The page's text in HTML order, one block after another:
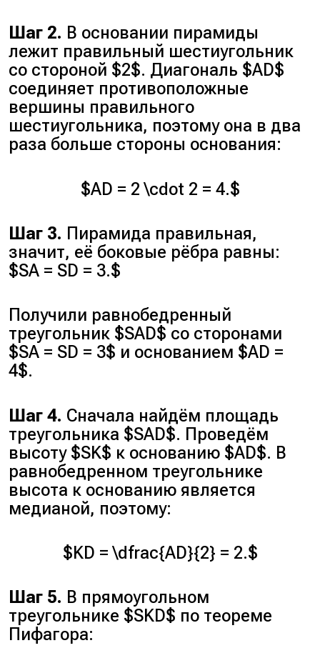
Шаг 2. В основании пирамиды
лежит правильный шестиугольник
со стороной $2$. Диагональ $AD$
соединяет противоположные
вершины правильного
шестиугольника, поэтому она в два
раза больше стороны основания:
$AD = 2 \cdot 2 = 4.$
Шаг 3. Пирамида правильная,
значит, её боковые рёбра равны:
$SA = SD = 3.$
Получили равнобедренный
треугольник $SAD$ со сторонами
$SA = SD = 3$ и основанием $AD =
4$.
Шаг 4. Сначала найдём площадь
треугольника $SAD$. Проведём
высоту $SK$ к основанию $AD$. В
равнобедренном треугольнике
высота к основанию является
медианой, поэтому:
$KD = \dfrac{AD}{2} = 2.$
Шаг 5. В прямоугольном
треугольнике $SKD$ по теореме
Пифагора: